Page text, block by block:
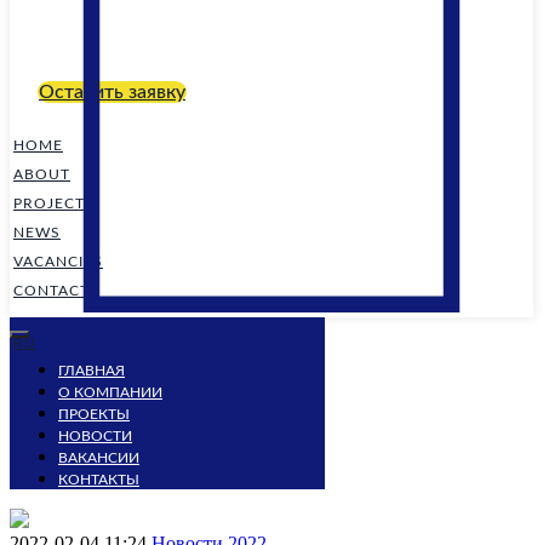
Оставить заявку
HOME
ABOUT
PROJECTS
NEWS
VACANCIES
CONTACTS
RU
ГЛАВНАЯ
О КОМПАНИИ
ПРОЕКТЫ
НОВОСТИ
ВАКАНСИИ
КОНТАКТЫ